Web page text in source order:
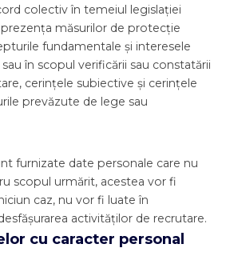
colectiv în temeiul legislației
măsurilor de protecție
fundamentale și interesele
în scopul verificării sau constatării
cerințele subiective și cerințele
prevăzute de lege sau
furnizate date personale care nu
scopul urmărit, acestea vor fi
caz, nu vor fi luate în
activităților de recrutare.
cu caracter personal